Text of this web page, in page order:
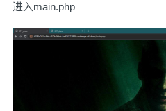
进入main.php